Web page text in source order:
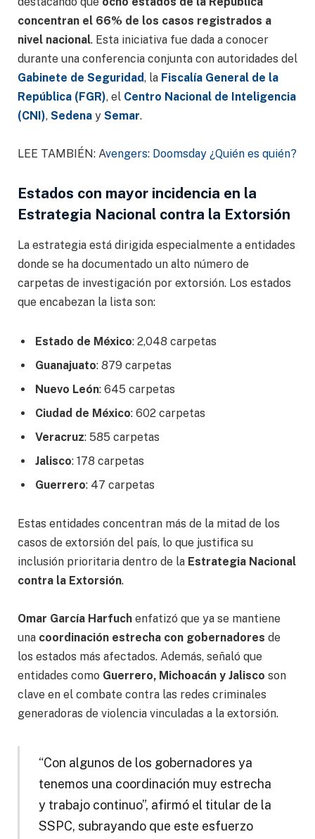
concentran el 66% de los casos registrados a
nivel nacional. Esta iniciativa fue dada a conocer
durante una conferencia conjunta con autoridades del
Gabinete de Seguridad, la Fiscalía General de la
República (FGR), el Centro Nacional de Inteligencia
(CNI), Sedena y Semar.
LEE TAMBIÉN: Avengers: Doomsday ¿Quién es quién?
Estados con mayor incidencia en la
Estrategia Nacional contra la Extorsión
La estrategia está dirigida especialmente a entidades
donde se ha documentado un alto número de
carpetas de investigación por extorsión. Los estados
que encabezan la lista son:
Estado de México: 2,048 carpetas
Guanajuato: 879 carpetas
Nuevo León: 645 carpetas
Ciudad de México: 602 carpetas
Veracruz: 585 carpetas
Jalisco: 178 carpetas
Guerrero: 47 carpetas
Estas entidades concentran más de la mitad de los
casos de extorsión del país, lo que justifica su
inclusión prioritaria dentro de la Estrategia Nacional
contra la Extorsión.
Omar García Harfuch enfatizó que ya se mantiene
una coordinación estrecha con gobernadores de
los estados más afectados. Además, señaló que
entidades como Guerrero, Michoacán y Jalisco son
clave en el combate contra las redes criminales
generadoras de violencia vinculadas a la extorsión.
“Con algunos de los gobernadores ya
tenemos una coordinación muy estrecha
y trabajo continuo”, afirmó el titular de la
SSPC, subrayando que este esfuerzo